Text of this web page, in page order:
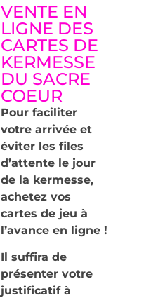
VENTE EN
LIGNE DES
CARTES DE
KERMESSE
DU SACRE
COEUR
Pour faciliter
votre arrivée et
éviter les files
d’attente le jour
de la kermesse,
achetez vos
cartes de jeu à
l’avance en ligne !
Il suffira de
présenter votre
justificatif à